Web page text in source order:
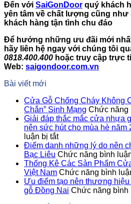
Đến với SaiGonDoor quý khách
yên tâm về chất lượng cũng như
khách hàng tận tình chu đáo
Để hưởng những ưu đãi mới
hãy liên hệ ngay với chúng tôi
0818.400.400 hoặc truy cập trực
Web: saigondoor.com.vn
Bài viết mới
Cửa Gỗ Chống Cháy Không
Chắn” Sinh Mạng Chức năng
Giải đáp thắc mắc cửa nhựa
nên sức hút cho mùa hè năm
luận bị tắtở
Giải
đáp
thắc
mắc
cửa
nhựa
Điểm danh những lý do nên
Bạc Liêu Chức năng bình
Thống Kê Các Sản Phẩm
Việt Nam Chức năng bình
Ưu điểm tạo nên thương
gỗ Đồng Nai Chức năng bình